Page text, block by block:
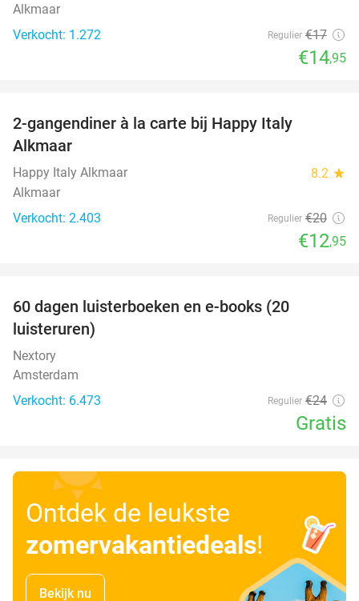
Alkmaar
Verkocht: 1.272
Regulier €17
€14,95
2-gangendiner à la carte bij Happy Italy
Alkmaar
Happy Italy Alkmaar 8.2 star
Alkmaar
Verkocht: 2.403
Regulier €20
€12,95
60 dagen luisterboeken en e-books (20
luisteruren)
Nextory
Amsterdam
Verkocht: 6.473
Regulier €24
Gratis
Ontdek de leukste
zomervakantiedeals!
Bekijk nu